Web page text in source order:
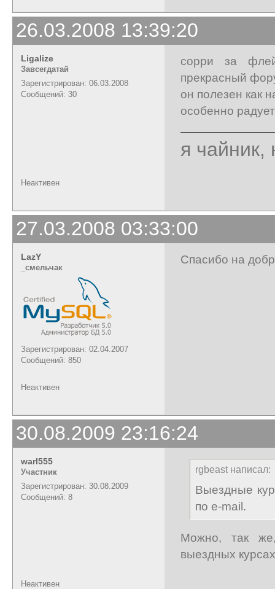
26.03.2008 13:39:20
Ligalize
Завсегдатай
Зарегистрирован: 06.03.2008
Сообщений: 30
сорри за
прекрасный
он полезен как
особенно
я чайник,
Неактивен
27.03.2008 03:33:00
LazY
_cмельчак
Зарегистрирован: 02.04.2007
Сообщений: 850
Спасибо на
Неактивен
30.08.2009 23:16:24
warl555
Участник
Зарегистрирован: 30.08.2009
Сообщений: 8
rgbeast написал:
Выездные
по e-mail.
Можно, так
выездных
Неактивен